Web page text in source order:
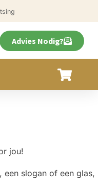
Advies Nodig?
jou!
een slogan of een glas,